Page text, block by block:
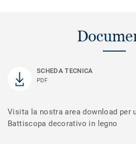
SCHEDA TECNICA
PDF
Visita la nostra area download per
Battiscopa decorativo in legno